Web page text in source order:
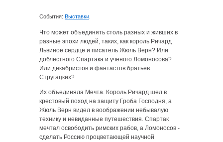
События: Выставки
Что может объединять столь разных и живших в
разные эпохи людей, таких, как король Ричард
Львиное сердце и писатель Жюль Верн? Или
доблестного Спартака и ученого Ломоносова?
Или декабристов и фантастов братьев
Стругацких?
Их объединяла Мечта. Король Ричард шел в
крестовый поход на защиту Гроба Господня, а
Жюль Верн видел в воображении небывалую
технику и невиданные путешествия. Спартак
мечтал освободить римских рабов, а Ломоносов -
сделать Россию процветающей научной